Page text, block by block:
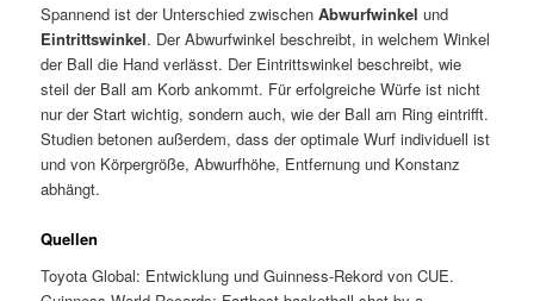
Spannend ist der Unterschied zwischenAbwurfwinkel und
Eintrittswinkel. Der Abwurfwinkel beschreibt, in welchem Winkel
der Ball die Hand verlässt. Der Eintrittswinkel beschreibt, wie
steil der Ball am Korb ankommt. Für erfolgreiche Würfe ist nicht
nur der Start wichtig, sondern auch, wie der Ball am Ring eintrifft.
Studien betonen außerdem, dass der optimale Wurf individuell ist
und von Körpergröße, Abwurfhöhe, Entfernung und Konstanz
abhängt.
Quellen
Toyota Global: Entwicklung und Guinness-Rekord von CUE.